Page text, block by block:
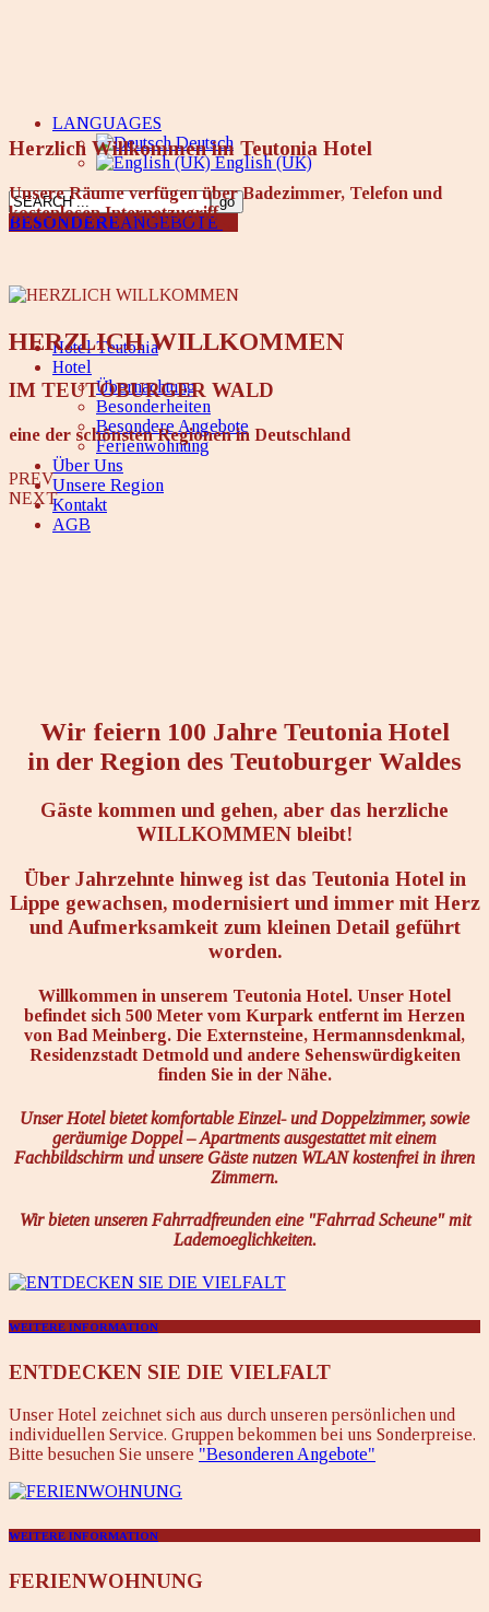
LANGUAGES
Deutsch
English (UK)
BESONDEREANGEBOTE
Hotel Teutonia
Hotel
Übernachtung
Besonderheiten
Besondere Angebote
Ferienwohnung
Über Uns
Unsere Region
Kontakt
AGB
Herzlich Willkommen im Teutonia Hotel
Unsere Räume verfügen über Badezimmer, Telefon und
kostenlosen Internetzugriff
HERZLICH WILLKOMMEN
IM TEUTOBURGER WALD
eine der schönsten Regionen in Deutschland
PREV
NEXT
Wir feiern 100 Jahre Teutonia Hotel
in der Region des Teutoburger Waldes
Gäste kommen und gehen, aber das herzliche
WILLKOMMEN bleibt!
Über Jahrzehnte hinweg ist das Teutonia Hotel in
Lippe gewachsen, modernisiert und immer mit Herz
und Aufmerksamkeit zum kleinen Detail geführt
worden.
Willkommen in unserem Teutonia Hotel. Unser Hotel
befindet sich 500 Meter vom Kurpark entfernt im Herzen
von Bad Meinberg. Die Externsteine, Hermannsdenkmal,
Residenzstadt Detmold und andere Sehenswürdigkeiten
finden Sie in der Nähe.
Unser Hotel bietet komfortable Einzel- und Doppelzimmer, sowie
geräumige Doppel – Apartments ausgestattet mit einem
Fachbildschirm und unsere Gäste nutzen WLAN kostenfrei in ihren
Zimmern.
Wir bieten unseren Fahrradfreunden eine "Fahrrad Scheune" mit
Lademoeglichkeiten.
WEITERE INFORMATION
ENTDECKEN SIE DIE VIELFALT
Unser Hotel zeichnet sich aus durch unseren persönlichen und
individuellen Service. Gruppen bekommen bei uns Sonderpreise.
Bitte besuchen Sie unsere "Besonderen Angebote"
WEITERE INFORMATION
FERIENWOHNUNG